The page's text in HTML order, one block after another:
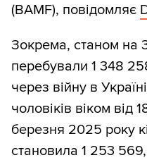
(BAMF), повідомляє
Зокрема, станом на
перебували 1 348
через війну в
чоловіків віком від
березня 2025 року
становила 1 253